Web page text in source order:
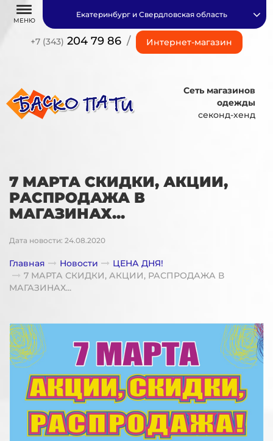
МЕНЮ
+7 (343) 204 79 86 / Интернет-магазин
Екатеринбург и Свердловская область
Сеть магазинов
одежды
секонд-хенд
7 МАРТА СКИДКИ, АКЦИИ,
РАСПРОДАЖА В
МАГАЗИНАХ...
Дата новости: 24.08.2020
Главная Новости
ЦЕНА ДНЯ!
7 МАРТА СКИДКИ, АКЦИИ, РАСПРОДАЖА В
МАГАЗИНАХ...